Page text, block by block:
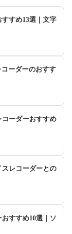
すすめ13選｜文字
ーダーのおすす
ーダーおすすめ
レコーダーとの
すすめ10選｜ソ